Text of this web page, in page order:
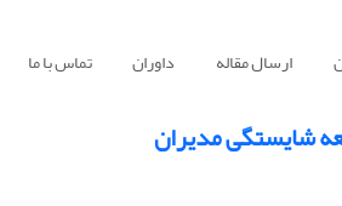
ارسال مقاله داوران تماس با ما
شایستگی مدیران